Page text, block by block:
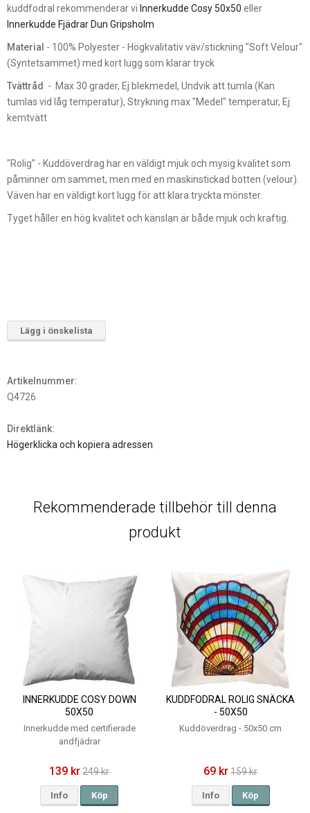
kuddfodral rekommenderar vi Innerkudde Cosy 50x50 eller
Innerkudde Fjädrar Dun Gripsholm
Material - 100% Polyester - Högkvalitativ väv/stickning "Soft Velour"
(Syntetsammet) med kort lugg som klarar tryck
Tvättråd
- Max 30 grader, Ej blekmedel, Undvik att tumla (Kan
tumlas vid låg temperatur), Strykning max "Medel" temperatur, Ej
kemtvätt
"Rolig" - Kuddöverdrag har en väldigt mjuk och mysig kvalitet som
påminner om sammet, men med en maskinstickad botten (velour).
Väven har en väldigt kort lugg för att klara tryckta mönster.
Tyget håller en hög kvalitet och känslan är både mjuk och kraftig.
Lägg i önskelista
Artikelnummer:
Q4726
Direktlänk:
Högerklicka och kopiera adressen
Rekommenderade tillbehör till denna
produkt
INNERKUDDE COSY DOWN
50X50
Innerkudde med certifierade
andfjädrar
139 kr 249 kr
Info Köp
KUDDFODRAL ROLIG SNÄCKA
- 50X50
Kuddöverdrag - 50x50 cm
69 kr159 kr
Info Köp